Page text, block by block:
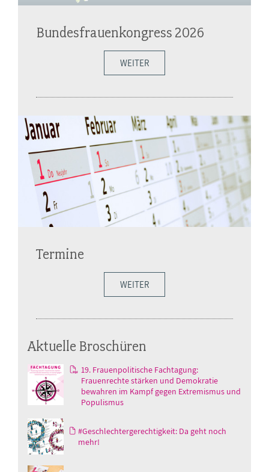
Bundesfrauenkongress 2026
WEITER
Termine
WEITER
Aktuelle Broschüren
19. Frauenpolitische Fachtagung:
Frauenrechte stärken und Demokratie
bewahren im Kampf gegen Extremismus und
Populismus
#Geschlechtergerechtigkeit: Da geht noch
mehr!